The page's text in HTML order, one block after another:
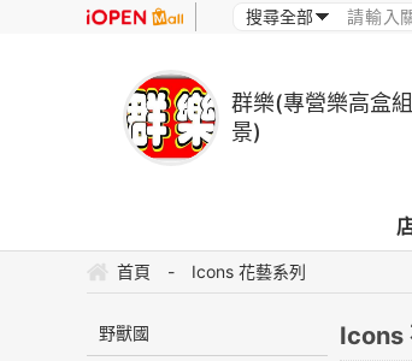
群樂(專營樂高盒
景)
首頁 - Icons 花藝系列
野獸國 Icons